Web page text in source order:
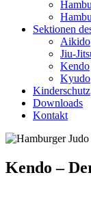
Sektionen
Aikido
Jiu-
Kendo
Kyudo
Kinderschutz
Downloads
Kontakt
Kendo –